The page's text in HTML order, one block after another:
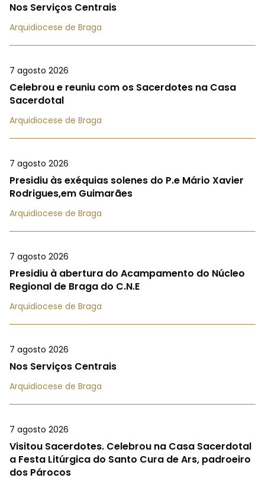
Nos Serviços Centrais
Arquidiocese de Braga
7 agosto 2026
Celebrou e reuniu com os Sacerdotes na Casa
Sacerdotal
Arquidiocese de Braga
7 agosto 2026
Presidiu às exéquias solenes do P.e Mário Xavier
Rodrigues,em Guimarães
Arquidiocese de Braga
7 agosto 2026
Presidiu à abertura do Acampamento do Núcleo
Regional de Braga do C.N.E
Arquidiocese de Braga
7 agosto 2026
Nos Serviços Centrais
Arquidiocese de Braga
7 agosto 2026
Visitou Sacerdotes. Celebrou na Casa Sacerdotal
a Festa Litúrgica do Santo Cura de Ars, padroeiro
dos Párocos